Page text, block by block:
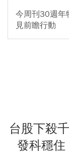
今周刊30週年
見前瞻行動
台股下殺
發科穩住